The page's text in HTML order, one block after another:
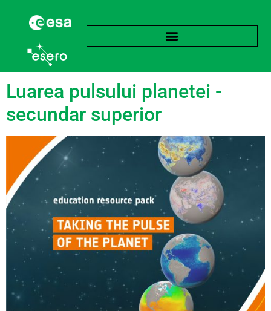
Etichetă:Senzor
Luarea pulsului planetei -
secundar superior